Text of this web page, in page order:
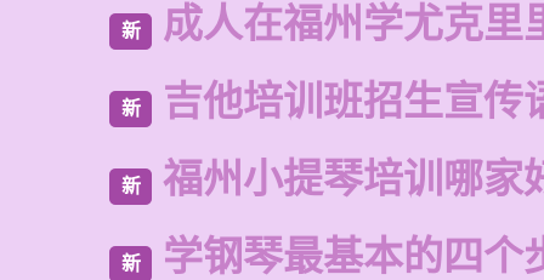
新 成人在福州学尤克里
新 吉他培训班招生宣传
新 福州小提琴培训哪家
新 学钢琴最基本的四个